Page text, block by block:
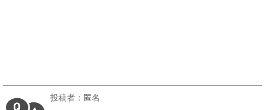
投稿者：匿名